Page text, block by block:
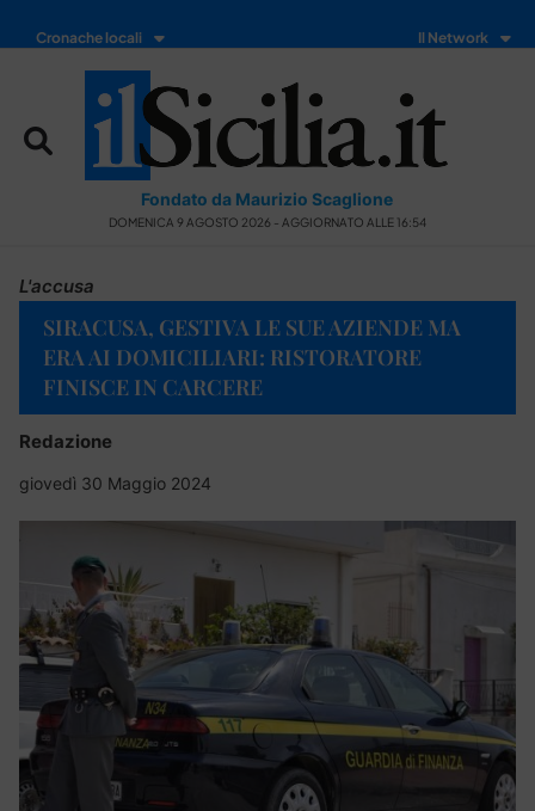
Cronache locali Il Network
Fondato da Maurizio Scaglione
DOMENICA 9 AGOSTO 2026 - AGGIORNATO ALLE 16:54
L'accusa
SIRACUSA, GESTIVA LE SUE AZIENDE MA
ERA AI DOMICILIARI: RISTORATORE
FINISCE IN CARCERE
Redazione
giovedì 30 Maggio 2024